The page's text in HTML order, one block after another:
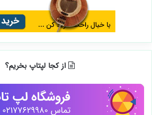
از کجا لپتاپ بخریم؟